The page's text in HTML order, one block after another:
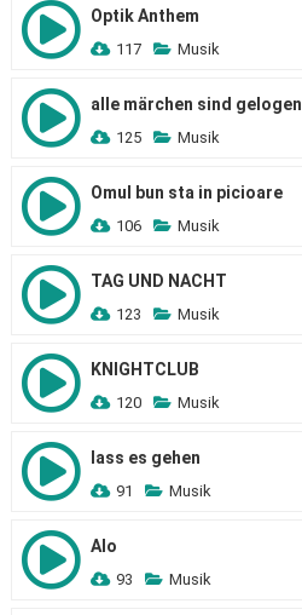
Optik Anthem
117 Musik
alle märchen sind gelogen
125 Musik
Omul bun sta in picioare
106 Musik
TAG UND NACHT
123 Musik
KNIGHTCLUB
120 Musik
lass es gehen
91 Musik
Alo
93 Musik